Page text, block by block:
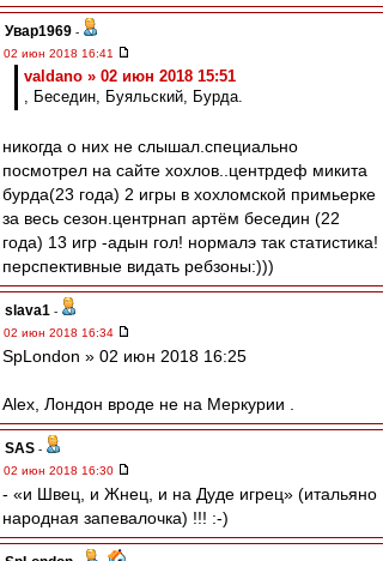
Увар1969 -
02 июн 2018 16:41
valdano » 02 июн 2018 15:51
, Беседин, Буяльский, Бурда.
никогда о них не слышал.специально
посмотрел на сайте хохлов..центрдеф микита
бурда(23 года) 2 игры в хохломской примьерке
за весь сезон.центрнап артём беседин (22
года) 13 игр -адын гол! нормалэ так статистика!
перспективные видать ребзоны:)))
slava1 -
02 июн 2018 16:34
SpLondon » 02 июн 2018 16:25
Аlex, Лондон вроде не на Меркурии .
SAS -
02 июн 2018 16:30
- «и Швец, и Жнец, и на Дуде игрец» (итальяно
народная запевалочка) !!! :-)